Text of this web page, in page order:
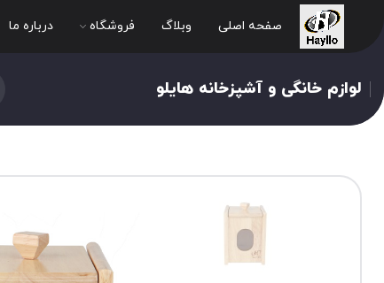
صفحه اصلی وبلاگ فروشگاه درباره ما
لوازم خانگی و آشپزخانه هایلو